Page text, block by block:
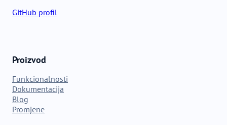
GitHub profil
Proizvod
Funkcionalnosti
Dokumentacija
Blog
Promjene